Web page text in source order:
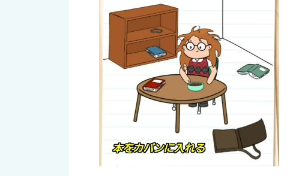
ブレインテスト2『大変な高校生活』レ
問題：直子です。学校に行く準備を手伝